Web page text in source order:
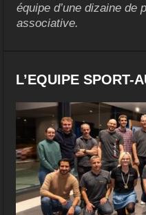
équipe d’une dizaine de
associative.
L’EQUIPE SPORT-